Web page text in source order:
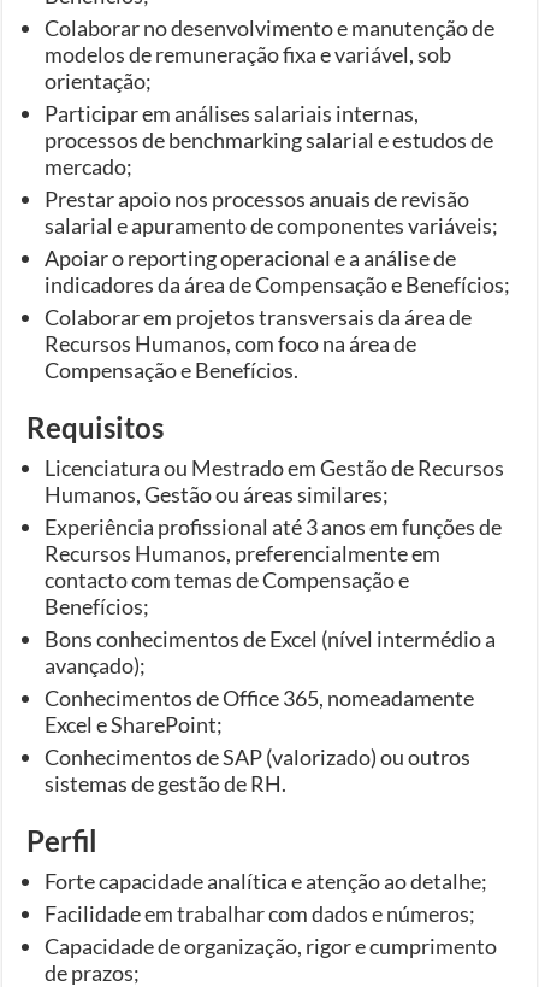
Colaborar no desenvolvimento e manutenção de
modelos de remuneração fixa e variável, sob
orientação;
Participar em análises salariais internas,
processos de benchmarking salarial e estudos de
mercado;
Prestar apoio nos processos anuais de revisão
salarial e apuramento de componentes variáveis;
Apoiar o reporting operacional e a análise de
indicadores da área de Compensação e Benefícios;
Colaborar em projetos transversais da área de
Recursos Humanos, com foco na área de
Compensação e Benefícios.
Requisitos
Licenciatura ou Mestrado em Gestão de Recursos
Humanos, Gestão ou áreas similares;
Experiência profissional até 3 anos em funções de
Recursos Humanos, preferencialmente em
contacto com temas de Compensação e
Benefícios;
Bons conhecimentos de Excel (nível intermédio a
avançado);
Conhecimentos de Office 365, nomeadamente
Excel e SharePoint;
Conhecimentos de SAP (valorizado) ou outros
sistemas de gestão de RH.
Perfil
Forte capacidade analítica e atenção ao detalhe;
Facilidade em trabalhar com dados e números;
Capacidade de organização, rigor e cumprimento
de prazos;